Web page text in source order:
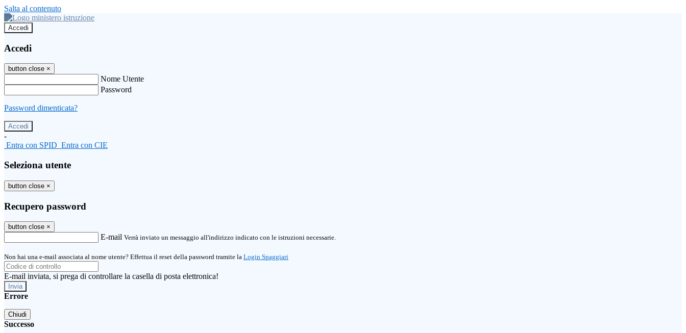
Salta al contenuto
Accedi
Accedi
button close ×
Nome Utente
Password
Password dimenticata?
-
Entra con SPID Entra con CIE
Seleziona utente
button close ×
Recupero password
button close ×
E-mail Verrà inviato un messaggio all'indirizzo indicato con le istruzioni necessarie.
Non hai una e-mail associata al nome utente? Effettua il reset della password tramite la Login Spaggiari
E-mail inviata, si prega di controllare la casella di posta elettronica!
Errore
Chiudi
Successo